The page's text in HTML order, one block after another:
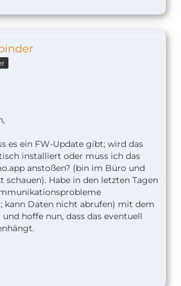
es ein FW-Update gibt; wird das
installiert oder muss ich das
anstoßen? (bin im Büro und
schauen). Habe in den letzten Tagen
kann Daten nicht abrufen) mit dem
hoffe nun, dass das eventuell